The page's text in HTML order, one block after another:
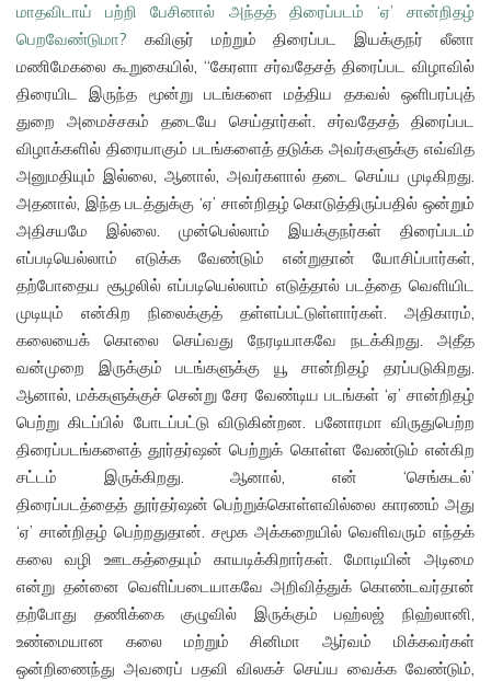
மாதவிடாய் பற்றி பேசினால் அந்தத் திரைப்படம் ‘ஏ’ சான்றிதழ்
பெறவேண்டுமா? கவிஞர் மற்றும் திரைப்பட இயக்குநர் லீனா
மணிமேகலை கூறுகையில், “கேரளா சர்வதேசத் திரைப்பட விழாவில்
திரையிட இருந்த மூன்று படங்களை மத்திய தகவல் ஒளிபரப்புத்
துறை அமைச்சகம் தடையே செய்தார்கள். சர்வதேசத் திரைப்பட
விழாக்களில் திரையாகும் படங்களைத் தடுக்க அவர்களுக்கு எவ்வித
அனுமதியும் இல்லை, ஆனால், அவர்களால் தடை செய்ய முடிகிறது.
அதனால், இந்த படத்துக்கு ‘ஏ’ சான்றிதழ் கொடுத்திருப்பதில் ஒன்றும்
அதிசயமே இல்லை. முன்பெல்லாம் இயக்குநர்கள் திரைப்படம்
எப்படியெல்லாம் எடுக்க வேண்டும் என்றுதான் யோசிப்பார்கள்,
தற்போதைய சூழலில் எப்படியெல்லாம் எடுத்தால் படத்தை வெளியிட
முடியும் என்கிற நிலைக்குத் தள்ளப்பட்டுள்ளார்கள். அதிகாரம்,
கலையைக் கொலை செய்வது நேரடியாகவே நடக்கிறது. அதீத
வன்முறை இருக்கும் படங்களுக்கு யூ சான்றிதழ் தரப்படுகிறது.
ஆனால், மக்களுக்குச் சென்று சேர வேண்டிய படங்கள் ‘ஏ’ சான்றிதழ்
பெற்று கிடப்பில் போடப்பட்டு விடுகின்றன. பனோரமா விருதுபெற்ற
திரைப்படங்களைத் தூர்தர்ஷன் பெற்றுக் கொள்ள வேண்டும் என்கிற
சட்டம் இருக்கிறது. ஆனால், என் ‘செங்கடல்’
திரைப்படத்தைத் தூர்தர்ஷன் பெற்றுக்கொள்ளவில்லை காரணம் அது
‘ஏ’ சான்றிதழ் பெற்றதுதான். சமூக அக்கறையில் வெளிவரும் எந்தக்
கலை வழி ஊடகத்தையும் காயடிக்கிறார்கள். மோடியின் அடிமை
என்று தன்னை வெளிப்படையாகவே அறிவித்துக் கொண்டவர்தான்
தற்போது தணிக்கை குழுவில் இருக்கும் பஹ்லஜ் நிஹ்லானி,
உண்மையான கலை மற்றும் சினிமா ஆர்வம் மிக்கவர்கள்
ஒன்றிணைந்து அவரைப் பதவி விலகச் செய்ய வைக்க வேண்டும்,